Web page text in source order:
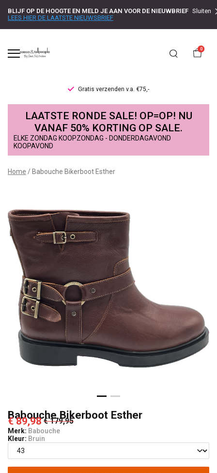
BLIJF OP DE HOOGTE EN MELD JE AAN VOOR DE NIEUWBRIEF
LEES HIER DE LAATSTE NIEUWSBRIEF
Sluiten
0
Gratis verzenden v.a. €75,-
Babouche
Bikerboot
Esther
LAATSTE RONDE SALE! OP=OP! NU
VANAF 50% KORTING OP SALE.
ELKE ZONDAG KOOPZONDAG - DONDERDAGAVOND
KOOPAVOND
Home Babouche Bikerboot Esther
Babouche Bikerboot Esther
€ 89,98 € 179,95
Merk: Babouche
Kleur: Bruin